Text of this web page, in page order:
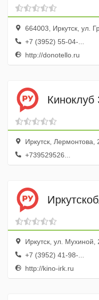
664003, Иркутск, ул.
+7 (3952) 55-04-...
http://donotello.ru
Киноклуб
Иркутск, Лермонтова,
+739529526...
Иркутск, ул. Мухиной,
+7 (3952) 41-98-...
http://kino-irk.ru